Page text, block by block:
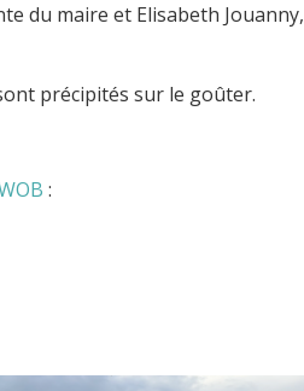
du maire et Elisabeth Jouanny,
précipités sur le goûter.
: